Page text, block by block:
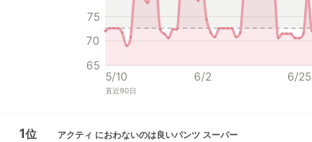
65
70
75
5/10 6/2 6/25
直近90日
1位 アクティ におわないのは良いパンツ スーパー